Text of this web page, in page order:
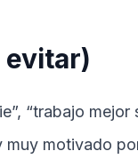
evitar)
“trabajo mejor
motivado